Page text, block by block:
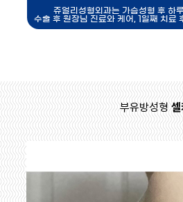
쥬얼리성형외과는 가슴성형 후 하
수술 후 원장님 진료와 케어, 1일째 치료
부유방성형